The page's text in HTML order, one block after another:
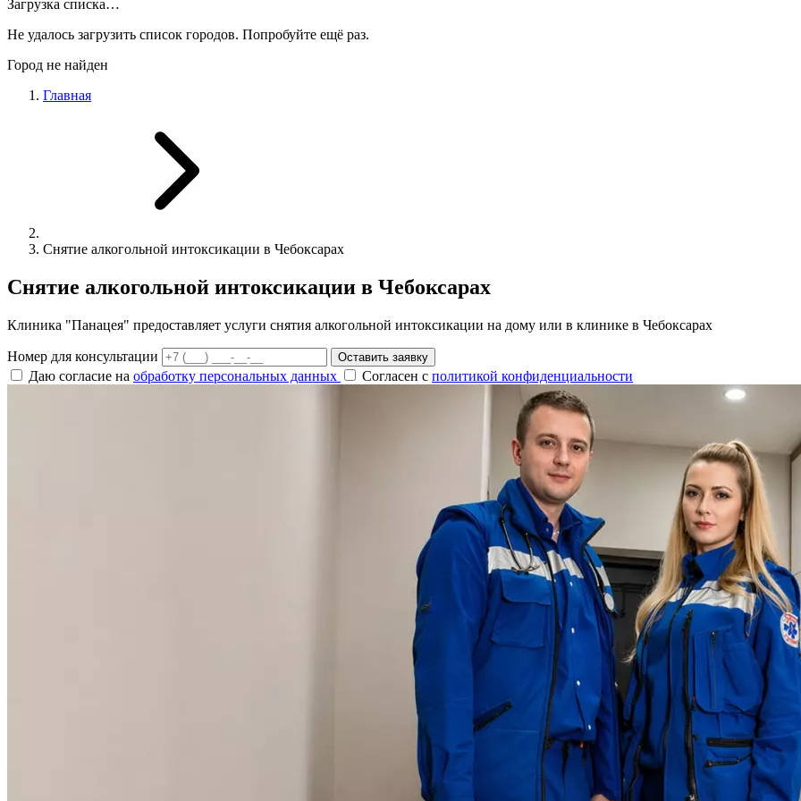
Загрузка списка…
Не удалось загрузить список городов. Попробуйте ещё раз.
Город не найден
Главная
Снятие алкогольной интоксикации в Чебоксарах
Снятие алкогольной интоксикации в Чебоксарах
Клиника "Панацея" предоставляет услуги снятия алкогольной интоксикации на дому или в клинике в Чебоксарах
Номер для консультации Оставить заявку
Даю согласие на обработку персональных данных Согласен с политикой конфиденциальности